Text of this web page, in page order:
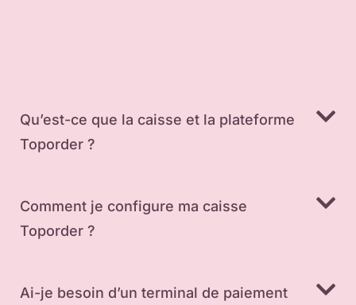
Qu’est-ce que la caisse et la plateforme
Toporder ?
Comment je configure ma caisse
Toporder ?
Ai-je besoin d’un terminal de paiement